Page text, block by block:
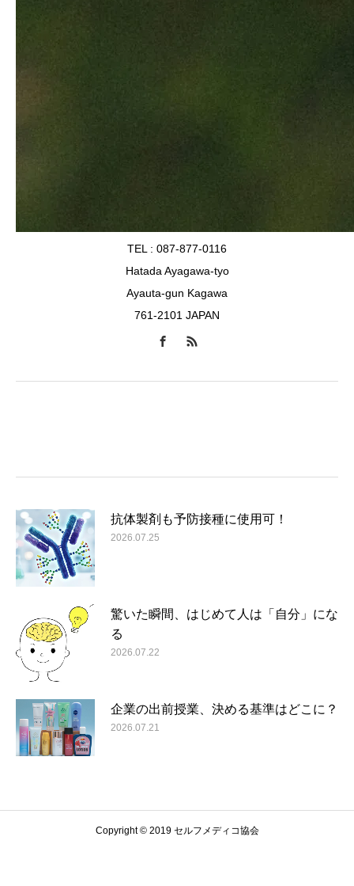
TEL : 087-877-0116
Hatada Ayagawa-tyo
Ayauta-gun Kagawa
761-2101 JAPAN
抗体製剤も予防接種に使用可！
2026.07.25
驚いた瞬間、はじめて人は「自分」にな
る
2026.07.22
企業の出前授業、決める基準はどこに？
2026.07.21
Copyright © 2019 セルフメディコ協会